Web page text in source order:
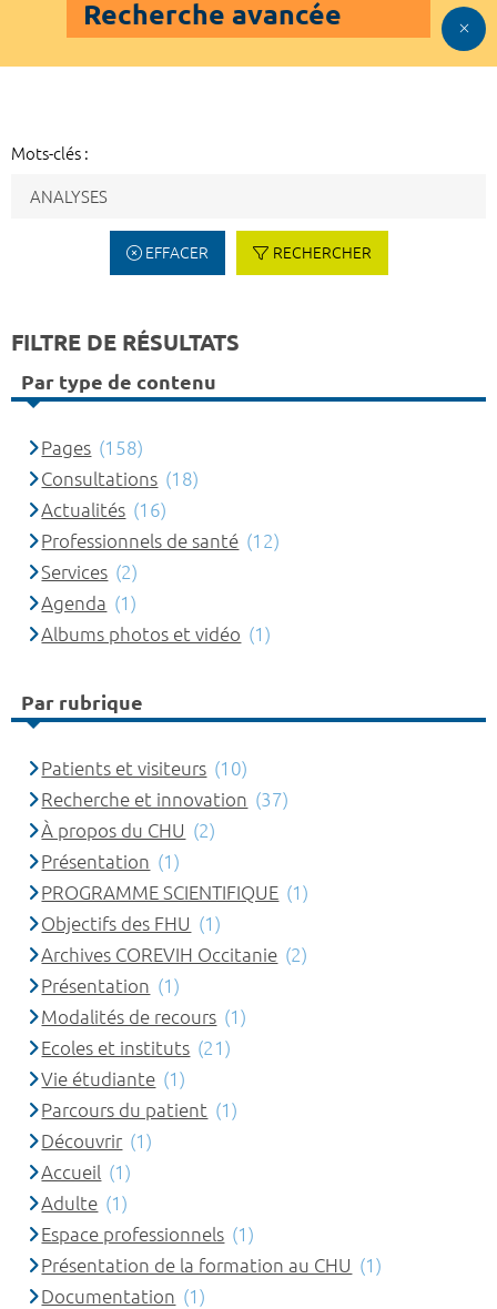
Recherche avancée
Mots-clés :
EFFACER RECHERCHER
FILTRE DE RÉSULTATS
Par type de contenu
Pages (158)
Consultations (18)
Actualités (16)
Professionnels de santé (12)
Services (2)
Agenda (1)
Albums photos et vidéo (1)
Par rubrique
Patients et visiteurs (10)
Recherche et innovation (37)
À propos du CHU (2)
Présentation (1)
PROGRAMME SCIENTIFIQUE (1)
Objectifs des FHU (1)
Archives COREVIH Occitanie (2)
Présentation (1)
Modalités de recours (1)
Ecoles et instituts (21)
Vie étudiante (1)
Parcours du patient (1)
Découvrir (1)
Accueil (1)
Adulte (1)
Espace professionnels (1)
Présentation de la formation au CHU (1)
Documentation (1)